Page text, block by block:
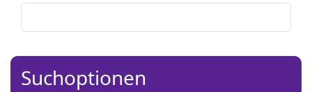
Suchoptionen